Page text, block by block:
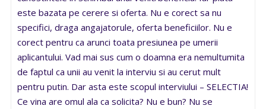
este bazata pe cerere si oferta. Nu e corect sa nu
specifici, draga angajatorule, oferta beneficiilor. Nu e
corect pentru ca arunci toata presiunea pe umerii
aplicantului. Vad mai sus cum o doamna era nemultumita
de faptul ca unii au venit la interviu si au cerut mult
pentru putin. Dar asta este scopul interviului – SELECTIA!
Ce vina are omul ala ca solicita? Nu e bun? Nu se